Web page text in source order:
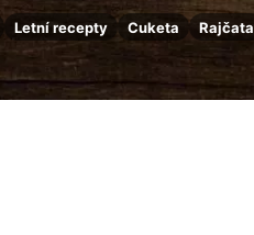
Letní recepty Cuketa
Rajčata